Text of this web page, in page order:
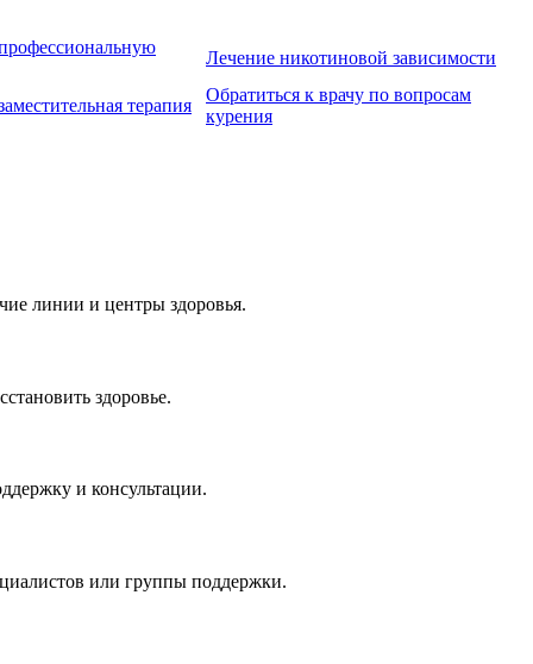
Лечение никотиновой зависимости
терапия
Обратиться к врачу по вопросам
курения
линии и центры здоровья.
здоровье.
и консультации.
или группы поддержки.